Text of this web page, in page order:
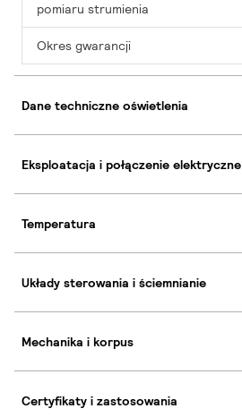
pomiaru strumienia
Okres gwarancji
Dane techniczne oświetlenia
Eksploatacja i połączenie elektryczne
Temperatura
Układy sterowania i ściemnianie
Mechanika i korpus
Certyfikaty i zastosowania